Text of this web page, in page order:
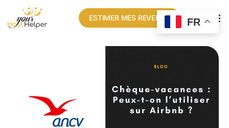
ESTIMER MES REVENUS FR